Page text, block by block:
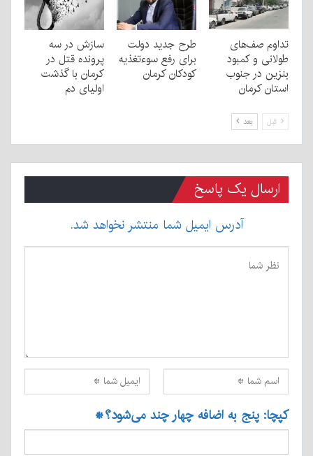
تداوم صف‌های
طولانی و کمبود
بنزین در جنوب
استان کرمان
طرح جدید دولت
برای رفع سوءتغذیه
کودکان کرمان
سازش در سه
پرونده قتل در
کرمان با گذشت
اولیای دم
قبل بعد
ارسال یک پاسخ
آدرس ایمیل شما منتشر نخواهد شد.
کپچا: پنج به اضافه چهار چند می‌شود؟*